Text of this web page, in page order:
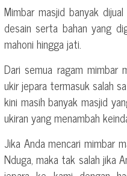
Mimbar masjid banyak
desain serta bahan yang
mahoni hingga jati.
Dari semua ragam mimbar
ukir jepara termasuk salah
kini masih banyak masjid
ukiran yang menambah
Jika Anda mencari mimbar
Nduga, maka tak salah jika